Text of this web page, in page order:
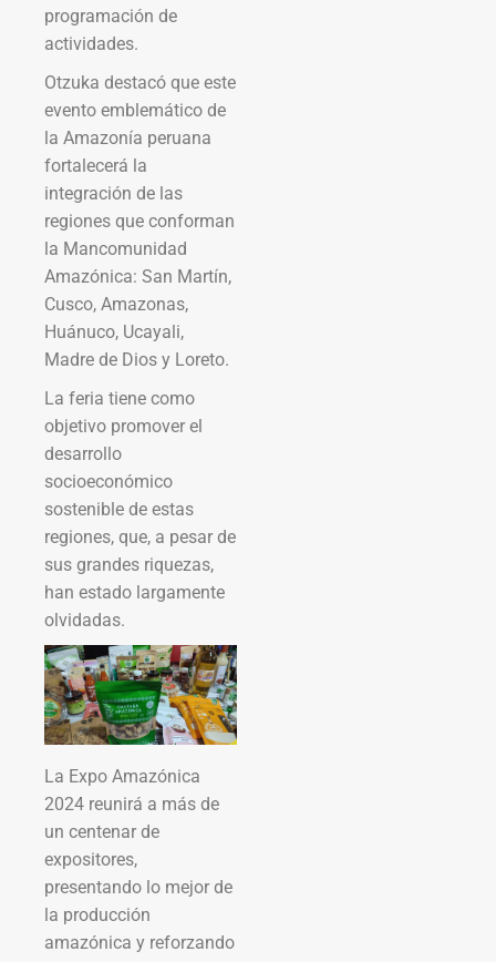
programación de
actividades.
Otzuka destacó que este
evento emblemático de
la Amazonía peruana
fortalecerá la
integración de las
regiones que conforman
la Mancomunidad
Amazónica: San Martín,
Cusco, Amazonas,
Huánuco, Ucayali,
Madre de Dios y Loreto.
La feria tiene como
objetivo promover el
desarrollo
socioeconómico
sostenible de estas
regiones, que, a pesar de
sus grandes riquezas,
han estado largamente
olvidadas.
La Expo Amazónica
2024 reunirá a más de
un centenar de
expositores,
presentando lo mejor de
la producción
amazónica y reforzando